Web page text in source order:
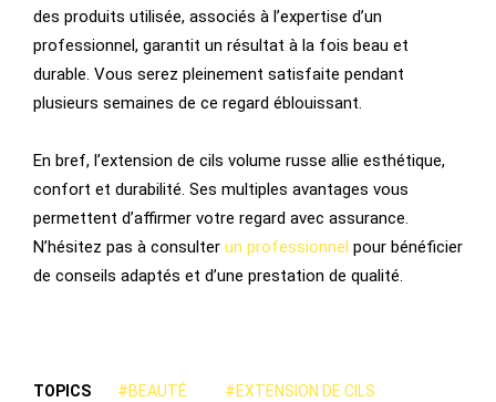
des produits utilisée, associés à l’expertise d’un
professionnel, garantit un résultat à la fois beau et
durable. Vous serez pleinement satisfaite pendant
plusieurs semaines de ce regard éblouissant.
En bref, l’extension de cils volume russe allie esthétique,
confort et durabilité. Ses multiples avantages vous
permettent d’affirmer votre regard avec assurance.
N’hésitez pas à consulter un professionnel pour bénéficier
de conseils adaptés et d’une prestation de qualité.
TOPICS #BEAUTÉ
#EXTENSION DE CILS